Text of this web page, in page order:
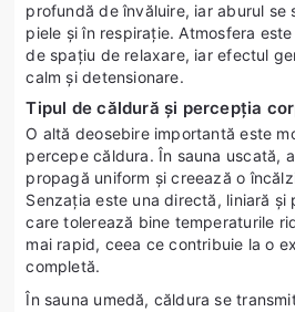
profundă de învăluire, iar aburul se
piele și în respirație. Atmosfera
de spațiu de relaxare, iar efectul
calm și detensionare.
Tipul de căldură și percepția
O altă deosebire importantă este
percepe căldura. În sauna uscată,
propagă uniform și creează o
Senzația este una directă, liniară
care tolerează bine temperaturile
mai rapid, ceea ce contribuie la o
completă.
În sauna umedă, căldura se